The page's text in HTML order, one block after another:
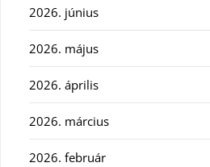
2026. június
2026. május
2026. április
2026. március
2026. február